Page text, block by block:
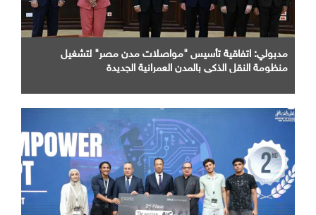
مدبولي: اتفاقية تأسيس "مواصلات مدن مصر" لتشغيل
منظومة النقل الذكي بالمدن العمرانية الجديدة